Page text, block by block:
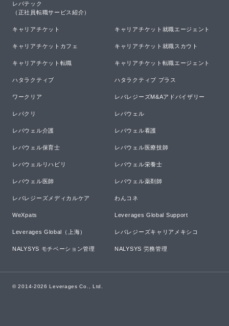
レバテック
（正社員転職サービス紹介）
キャリアチケット キャリアチケット就職エージェント
キャリアチケットカフェ キャリアチケット就職スカウト
キャリアチケット転職 キャリアチケット転職エージェント
ハタラクティブ ハタラクティブ プラス
ワークリア レバレジーズM&Aアドバイザリー
レバクリ レバウェル
レバウェル介護 レバウェル看護
レバウェル保育士 レバウェル医療技師
レバウェルリハビリ レバウェル栄養士
レバウェル医師 レバウェル薬剤師
レバレジーズメディカルケア わんコネ
WeXpats Leverages Global Support
Leverages Global（上海） レバレジーズキャリアメキシコ
NALYSYS モチベーション管理 NALYSYS 労務管理
© 2014-2026 Leverages Co., Ltd.